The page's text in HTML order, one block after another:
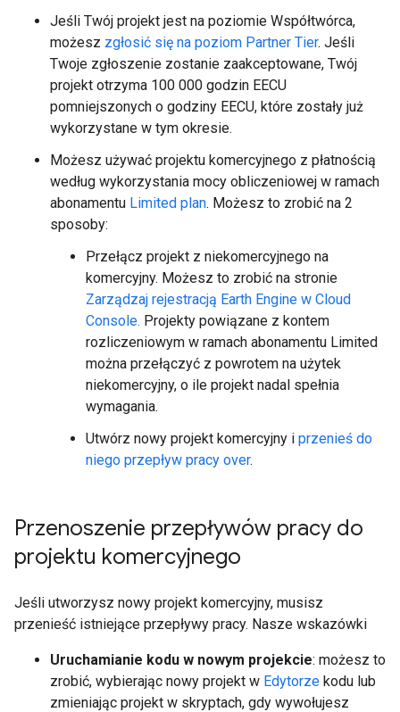
Jeśli Twój projekt jest na poziomie Współtwórca,
możesz zgłosić się na poziom Partner Tier. Jeśli
Twoje zgłoszenie zostanie zaakceptowane, Twój
projekt otrzyma 100 000 godzin EECU
pomniejszonych o godziny EECU, które zostały już
wykorzystane w tym okresie.
Możesz używać projektu komercyjnego z płatnością
według wykorzystania mocy obliczeniowej w ramach
abonamentu Limited plan. Możesz to zrobić na 2
sposoby:
Przełącz projekt z niekomercyjnego na
komercyjny. Możesz to zrobić na stronie
Zarządzaj rejestracją Earth Engine w Cloud
Console. Projekty powiązane z kontem
rozliczeniowym w ramach abonamentu Limited
można przełączyć z powrotem na użytek
niekomercyjny, o ile projekt nadal spełnia
wymagania.
Utwórz nowy projekt komercyjny i przenieś do
niego przepływ pracy over.
Przenoszenie przepływów pracy do
projektu komercyjnego
Jeśli utworzysz nowy projekt komercyjny, musisz
przenieść istniejące przepływy pracy. Nasze wskazówki
Uruchamianie kodu w nowym projekcie: możesz to
zrobić, wybierając nowy projekt w Edytorze kodu lub
zmieniając projekt w skryptach, gdy wywołujesz